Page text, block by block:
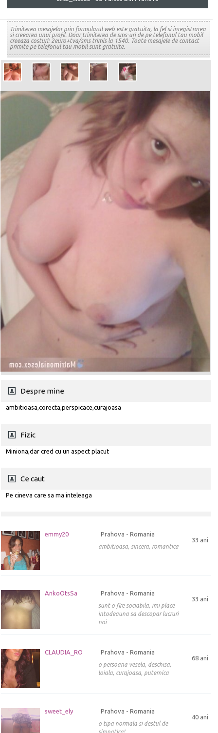
Trimiterea mesajelor prin formularul web este gratuita, la fel si inregistrarea
si creearea unui profil. Doar trimiterea de sms-uri de pe telefonul tau mobil
creeaza costuri: 2euro+tva/sms trimis la 1540. Toate mesajele de contact
primite pe telefonul tau mobil sunt gratuite.
Despre mine
ambitioasa,corecta,perspicace,curajoasa
Fizic
Miniona,dar cred cu un aspect placut
Ce caut
Pe cineva care sa ma inteleaga
emmy20
33 ani
Prahova - Romania
ambitioasa, sincera, romantica
AnkoOtsSa
33 ani
Prahova - Romania
sunt o fire sociabila, imi place
intodeauna sa descopar lucruri
noi
CLAUDIA_RO
68 ani
Prahova - Romania
o persoana vesela, deschisa,
loiala, curajoasa, puternica
sweet_ely
40 ani
Prahova - Romania
o tipa normala si destul de
simpatica!